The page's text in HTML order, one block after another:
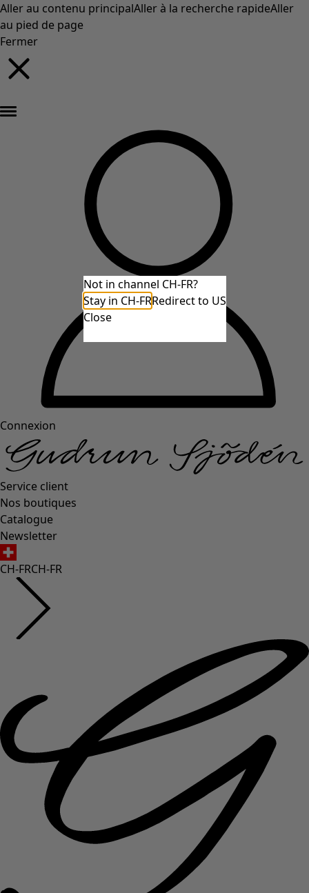
Aller au contenu principalAller à la recherche rapideAller
au pied de page
Fermer
Connexion
Service client
Nos boutiques
Catalogue
Newsletter
CH-FRCH-FR
Not in channel CH-FR?
Stay in CH-FRRedirect to US
Close